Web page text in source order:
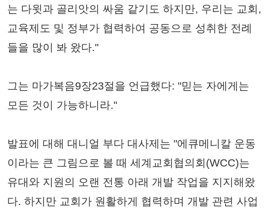
는 다윗과 골리앗의 싸움 같기도 하지만, 우리는 교회,
교육제도 및 정부가 협력하여 공동으로 성취한 전례
들을 많이 봐 왔다."
그는 마가복음9장23절을 언급했다: "믿는 자에게는
모든 것이 가능하니라."
발표에 대해 대니얼 부다 대사제는 "에큐메니칼 운동
이라는 큰 그림으로 볼 때 세계교회협의회(WCC)는
유대와 지원의 오랜 전통 아래 개발 작업을 지지해왔
다. 하지만 교회가 원활하게 협력하며 개발 관련 사업